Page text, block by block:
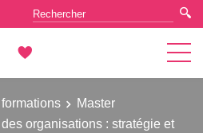
Master
organisations : stratégie et